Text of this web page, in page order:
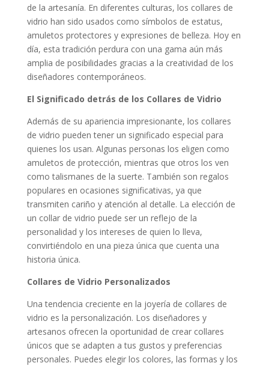
de la artesanía. En diferentes culturas, los collares de
vidrio han sido usados como símbolos de estatus,
amuletos protectores y expresiones de belleza. Hoy en
día, esta tradición perdura con una gama aún más
amplia de posibilidades gracias a la creatividad de los
diseñadores contemporáneos.
El Significado detrás de los Collares de Vidrio
Además de su apariencia impresionante, los collares
de vidrio pueden tener un significado especial para
quienes los usan. Algunas personas los eligen como
amuletos de protección, mientras que otros los ven
como talismanes de la suerte. También son regalos
populares en ocasiones significativas, ya que
transmiten cariño y atención al detalle. La elección de
un collar de vidrio puede ser un reflejo de la
personalidad y los intereses de quien lo lleva,
convirtiéndolo en una pieza única que cuenta una
historia única.
Collares de Vidrio Personalizados
Una tendencia creciente en la joyería de collares de
vidrio es la personalización. Los diseñadores y
artesanos ofrecen la oportunidad de crear collares
únicos que se adapten a tus gustos y preferencias
personales. Puedes elegir los colores, las formas y los